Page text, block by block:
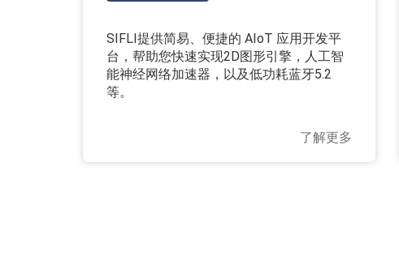
SIFLI提供简易、便捷的 AIoT 应用开发平
台，帮助您快速实现2D图形引擎，人工智
能神经网络加速器，以及低功耗蓝牙5.2
等。
了解更多